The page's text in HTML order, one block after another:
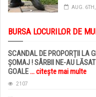
AUG.
BURSA LOCURILOR DE
SCANDAL DE PROPORȚII LA
ȘOMAJ ! SÂRBII NE-AU
GOALE... citește mai multe
2107